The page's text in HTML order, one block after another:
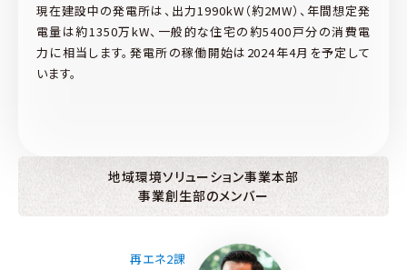
現在建設中の発電所は、出力1990kW（約2MW）、年間想定発
電量は約1350万kW、一般的な住宅の約5400戸分の消費電
力に相当します。発電所の稼働開始は2024年4月を予定して
います。
地域環境ソリューション事業本部
事業創生部のメンバー
再エネ2課